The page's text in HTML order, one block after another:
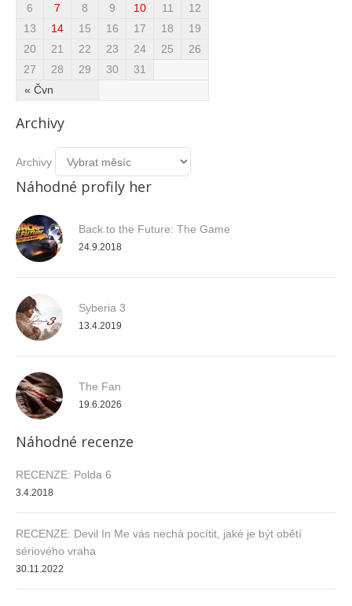
« Čvn
6
7 8 9 10 11
12
13
14 15 16 17 18
19
20
21 22 23 24 25
26
27
28 29 30 31
Archivy
Archivy
Náhodné profily her
Back to the Future: The Game
24.9.2018
Syberia 3
13.4.2019
The Fan
19.6.2026
Náhodné recenze
RECENZE: Polda 6
3.4.2018
RECENZE: Devil In Me vás nechá pocítit, jaké je být obětí
sériového vraha
30.11.2022